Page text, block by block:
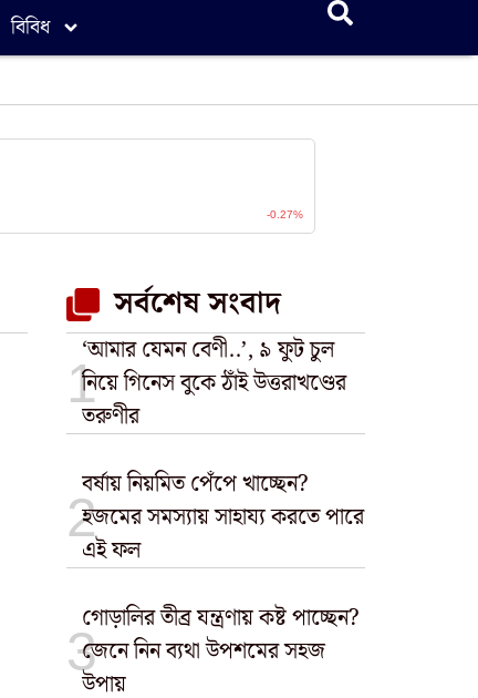
বিবিধ
সর্বশেষ সংবাদ
‘আমার যেমন বেণী..’, ৯ ফুট চুল
নিয়ে গিনেস বুকে ঠাঁই উত্তরাখণ্ডের
তরুণীর
বর্ষায় নিয়মিত পেঁপে খাচ্ছেন?
হজমের সমস্যায় সাহায্য করতে পারে
এই ফল
গোড়ালির তীব্র যন্ত্রণায় কষ্ট পাচ্ছেন?
জেনে নিন ব্যথা উপশমের সহজ
উপায়